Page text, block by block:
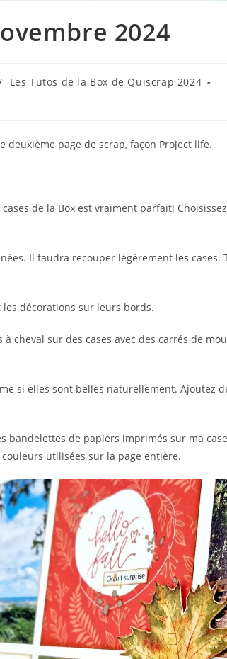
2024
Les Tutos de la Box de Quiscrap 2024
deuxième page de scrap, façon Project life.
de la Box est vraiment parfait!
Il faudra recouper légèrement les cases.
les décorations sur leurs bords.
cheval sur des cases avec des carrés de
si elles sont belles naturellement. Ajoutez
bandelettes de papiers imprimés sur ma case
utilisées sur la page entière.